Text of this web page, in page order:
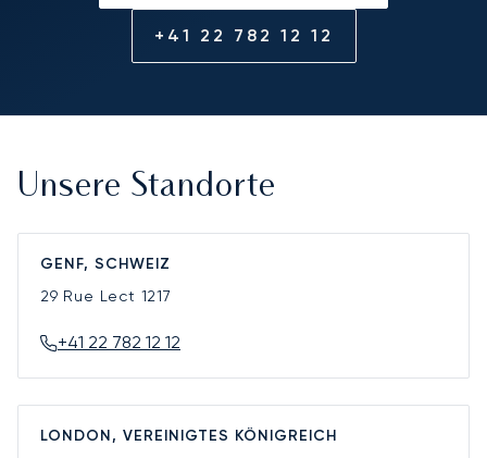
+41 22 782 12 12
Unsere Standorte
GENF, SCHWEIZ
29 Rue Lect 1217
+41 22 782 12 12
LONDON, VEREINIGTES KÖNIGREICH